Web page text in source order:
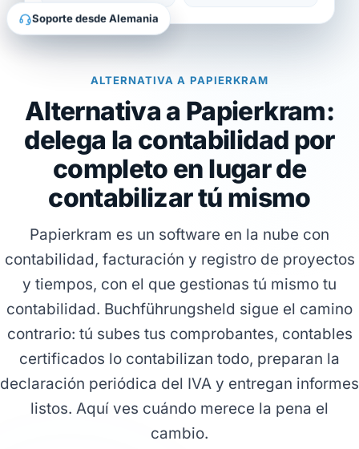
ALTERNATIVA A PAPIERKRAM
Alternativa a Papierkram:
delega la contabilidad por
completo en lugar de
contabilizar tú mismo
Papierkram es un software en la nube con
contabilidad, facturación y registro de proyectos
y tiempos, con el que gestionas tú mismo tu
contabilidad. Buchführungsheld sigue el camino
contrario: tú subes tus comprobantes, contables
certificados lo contabilizan todo, preparan la
declaración periódica del IVA y entregan informes
listos. Aquí ves cuándo merece la pena el
cambio.
Soporte desde Alemania